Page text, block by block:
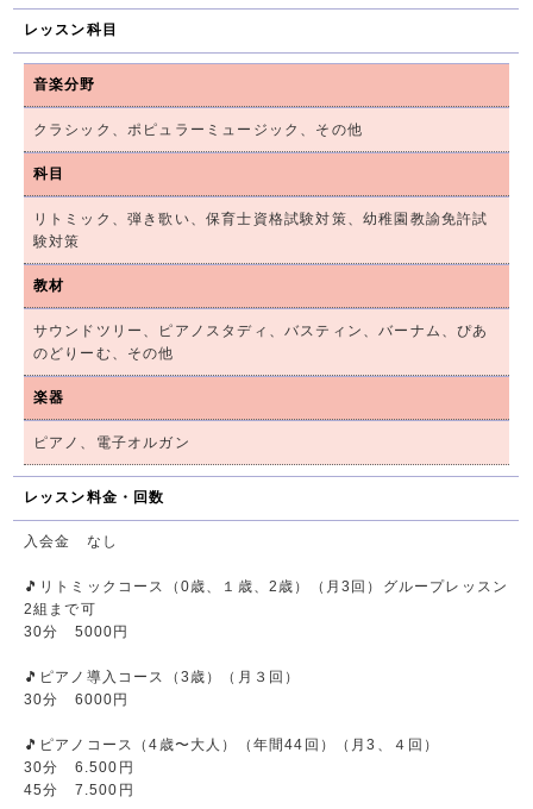
レッスン科目
音楽分野
クラシック、ポピュラーミュージック、その他
科目
リトミック、弾き歌い、保育士資格試験対策、幼稚園教諭免許試
験対策
教材
サウンドツリー、ピアノスタディ、バスティン、バーナム、ぴあ
のどりーむ、その他
楽器
ピアノ、電子オルガン
レッスン料金・回数
入会金 なし
🎵リトミックコース（0歳、１歳、2歳）（月3回）グループレッスン
2組まで可
30分 5000円
🎵ピアノ導入コース（3歳）（月３回）
30分 6000円
🎵ピアノコース（4歳〜大人）（年間44回）（月3、４回）
30分 6.500円
45分 7.500円